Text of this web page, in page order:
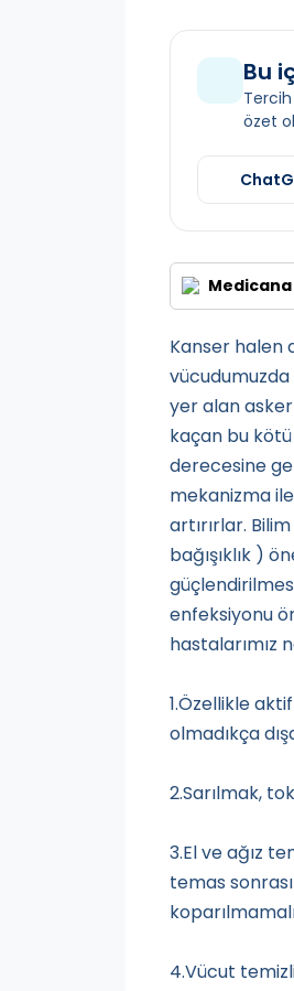
Bu
özet
Medicana
Kanser halen
vücudumuzda
yer alan
kaçan bu
derecesine
mekanizma
artırırlar.
bağışıklık )
enfeksiyonu
hastalarımız
1.Özellikle
olmadıkça
2.Sarılmak,
3.El ve ağız
temas
4.Vücut